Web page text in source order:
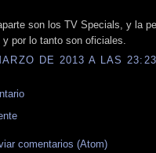
son los TV Specials, y la
y por lo tanto son oficiales.
DE 2013 A LAS 23:23
comentarios (Atom)